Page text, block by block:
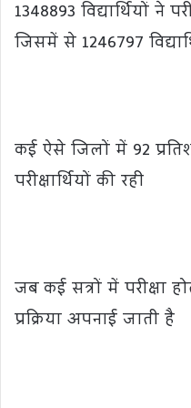
1348893 विद्यार्थियों ने
जिसमें से 1246797
कई ऐसे जिलों में 92
परीक्षार्थियों की रही
जब कई सत्रों में परीक्षा
प्रक्रिया अपनाई जाती है